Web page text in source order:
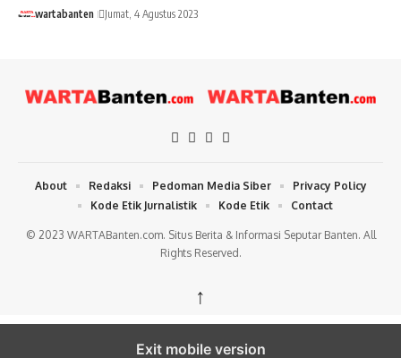
wartabanten Jumat, 4 Agustus 2023
© 2023 WARTABanten.com. Situs Berita & Informasi Seputar Banten. All
Rights Reserved.
About Redaksi Pedoman Media Siber
Privacy Policy
Kode Etik Jurnalistik
Kode Etik Contact
↑
Exit mobile version